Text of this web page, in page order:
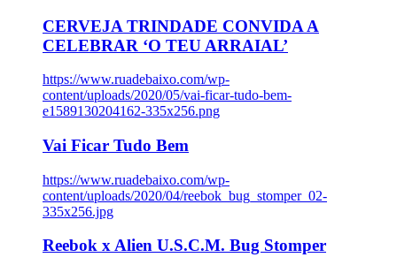
CERVEJA TRINDADE CONVIDA A
CELEBRAR ‘O TEU ARRAIAL’
https://www.ruadebaixo.com/wp-
content/uploads/2020/05/vai-ficar-tudo-bem-
e1589130204162-335x256.png
Vai Ficar Tudo Bem
https://www.ruadebaixo.com/wp-
content/uploads/2020/04/reebok_bug_stomper_02-
335x256.jpg
Reebok x Alien U.S.C.M. Bug Stomper